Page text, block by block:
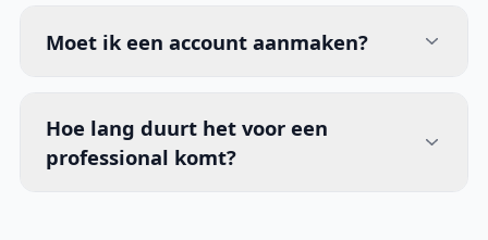
Moet ik een account aanmaken?
Hoe lang duurt het voor een
professional komt?